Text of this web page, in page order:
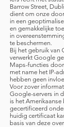
Barrow Street,
dient om onze
in een
en gemakkelijke
in
te beschermen.
Bij het gebruik van
verwerkt Google
Maps-functies
met name het IP-
hebben geen
Voor zover
Google-servers in
is het
gecertificeerd
huidig certificaat
basis van deze